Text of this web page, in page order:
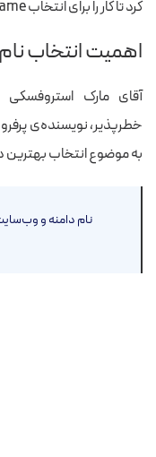
کرد تا کار را برای انتخاب Domain Name ساده کنیم.
اهمیت انتخاب
خطرپذیر، نویسنده‌ی
به موضوع انتخاب بهترین
نام دامنه و